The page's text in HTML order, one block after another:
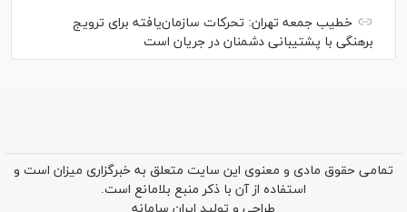
خطیب جمعه تهران: تحرکات سازمان‌یافته برای ترویج
برهنگی با پشتیبانی دشمنان در جریان است
تمامی حقوق مادی و معنوی این سایت متعلق به خبرگزاری میزان است و
استفاده از آن با ذکر منبع بلامانع است.